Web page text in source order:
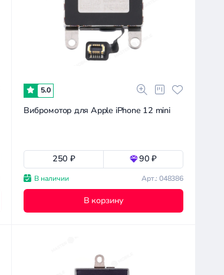
5.0
Вибромотор для Apple iPhone 12 mini
250 ₽ 90 ₽
В наличии Арт.: 048386
В корзину